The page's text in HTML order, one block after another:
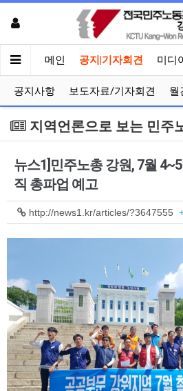
메인 공지|기자회견 미디
공지사항 보도자료/기자회견 월
지역언론으로 보는 민주
뉴스1]민주노총 강원, 7월
직 총파업 예고
http://news1.kr/articles/?3647555